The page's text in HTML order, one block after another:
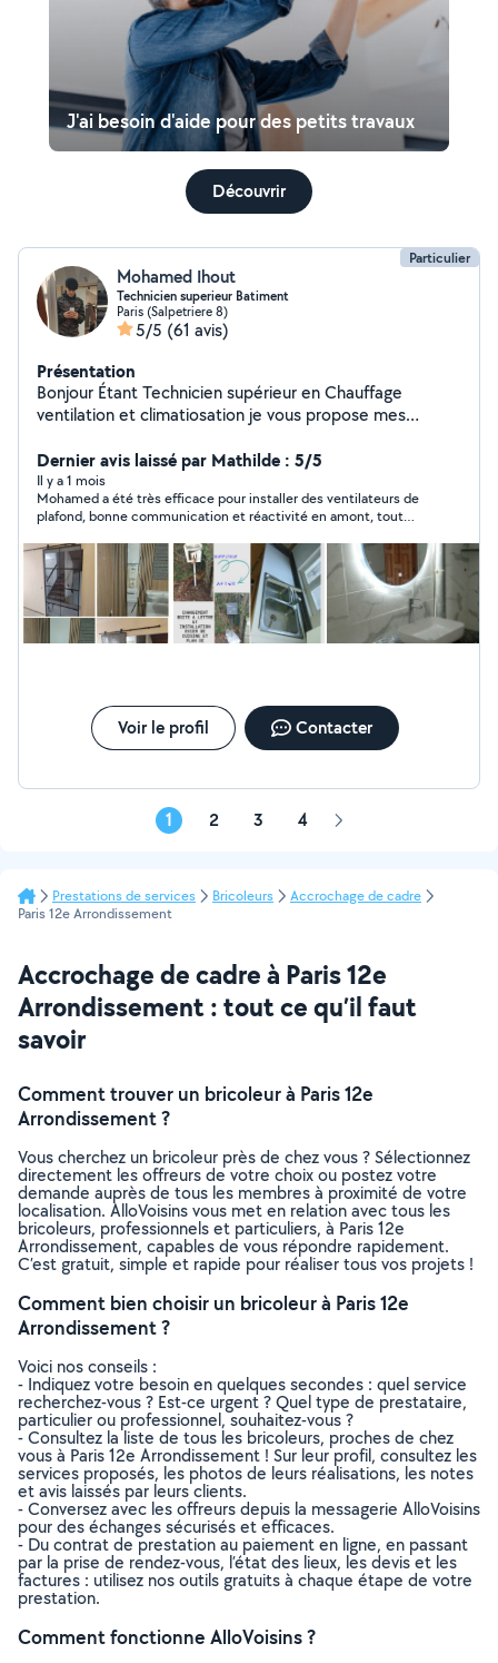
J'ai besoin d'aide pour des petits travaux
Découvrir
Particulier
Mohamed Ihout
Technicien superieur Batiment
Paris (Salpetriere 8)
5/5 (61 avis)
Présentation
Bonjour Étant Technicien supérieur en Chauffage
ventilation et climatiosation je vous propose mes
résoudre tout vos problèmes. Merci
Dernier avis laissé par Mathilde : 5/5
Il y a 1 mois
Mohamed a été très efficace pour installer des ventilateurs de
plafond, bonne communication et réactivité en amont, tout
Voir le profil Contacter
1 2 3 4 Page
Prestations de services Bricoleurs
Accrochage de cadre
Paris 12e Arrondissement
Accrochage de cadre à Paris 12e
Arrondissement : tout ce qu’il faut
savoir
Comment trouver un bricoleur à Paris 12e
Arrondissement ?
Vous cherchez un bricoleur près de chez vous ? Sélectionnez
directement les offreurs de votre choix ou postez votre
demande auprès de tous les membres à proximité de votre
localisation. AlloVoisins vous met en relation avec tous les
bricoleurs, professionnels et particuliers, à Paris 12e
Arrondissement, capables de vous répondre rapidement.
C’est gratuit, simple et rapide pour réaliser tous vos projets !
Comment bien choisir un bricoleur à Paris 12e
Arrondissement ?
Voici nos conseils :
- Indiquez votre besoin en quelques secondes : quel service
recherchez-vous ? Est-ce urgent ? Quel type de prestataire,
particulier ou professionnel, souhaitez-vous ?
- Consultez la liste de tous les bricoleurs, proches de chez
vous à Paris 12e Arrondissement ! Sur leur profil, consultez les
services proposés, les photos de leurs réalisations, les notes
et avis laissés par leurs clients.
- Conversez avec les offreurs depuis la messagerie AlloVoisins
pour des échanges sécurisés et efficaces.
- Du contrat de prestation au paiement en ligne, en passant
par la prise de rendez-vous, l’état des lieux, les devis et les
factures : utilisez nos outils gratuits à chaque étape de votre
prestation.
Comment fonctionne AlloVoisins ?